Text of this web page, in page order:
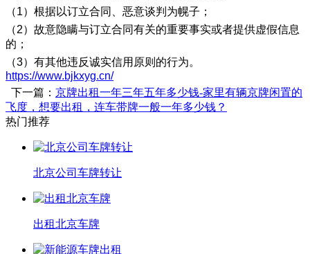
（1）根据以订立合同、恶意谈判为幌子；
（2）故意隐瞒与订立合同有关的重要事实或者提供虚假信息
的；
（3）有其他违反诚实信用原则的行为。
https://www.bjkxyg.cn/
下一篇： 京牌出租一年三年五年多少钱-家里有辆京牌闲置的
飞度，想要出租，连车带牌一般一年多少钱？
热门推荐
北京公司车牌转让
出租北京车牌